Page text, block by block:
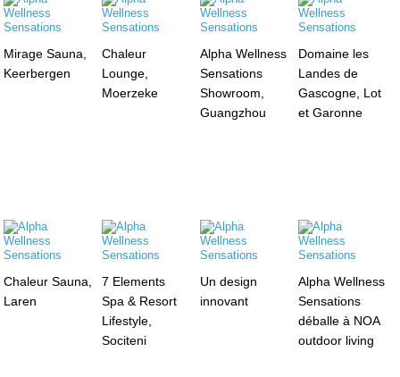
Mirage Sauna,
Keerbergen
Chaleur
Lounge,
Moerzeke
Alpha Wellness
Sensations
Showroom,
Guangzhou
Domaine les
Landes de
Gascogne, Lot
et Garonne
Chaleur Sauna,
Laren
7 Elements
Spa & Resort
Lifestyle,
Sociteni
Un design
innovant
Alpha Wellness
Sensations
déballe à NOA
outdoor living